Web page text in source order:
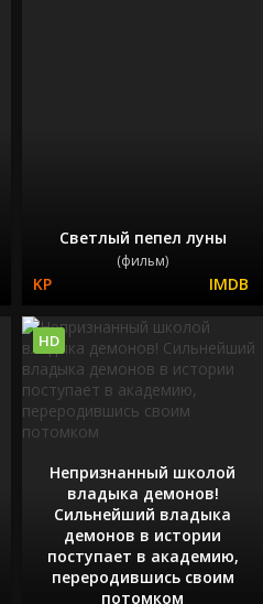
Светлый пепел луны
(фильм)
Непризнанный школой
владыка демонов!
Сильнейший владыка
демонов в истории
поступает в академию,
переродившись своим
потомком
HD